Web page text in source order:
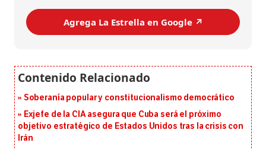
Agrega La Estrella en Google ↗️
Soberanía popular y constitucionalismo democrático
Exjefe de la CIA asegura que Cuba será el próximo
objetivo estratégico de Estados Unidos tras la crisis con
Irán